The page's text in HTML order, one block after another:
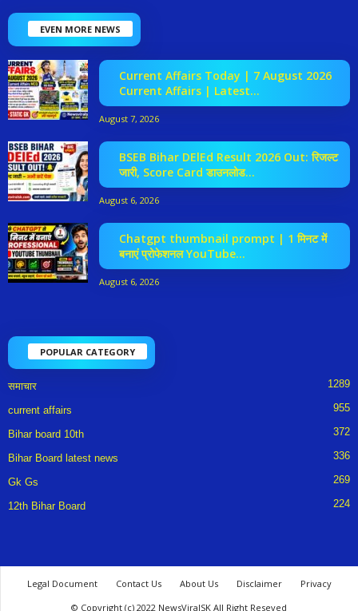
EVEN MORE NEWS
Current Affairs Today | 7 August 2026
Current Affairs | Latest...
August 7, 2026
BSEB Bihar DElEd Result 2026 Out: रिजल्ट
जारी, Score Card डाउनलोड...
August 6, 2026
Chatgpt thumbnail prompt | 1 मिनट में
बनाएं प्रोफेशनल YouTube...
August 6, 2026
POPULAR CATEGORY
समाचार 1289
current affairs 955
Bihar board 10th 372
Bihar Board latest news 336
Gk Gs 269
12th Bihar Board 224
Legal Document Contact Us About Us Disclaimer
Privacy
© Copyright (c) 2022 NewsViralSK All Right Reseved